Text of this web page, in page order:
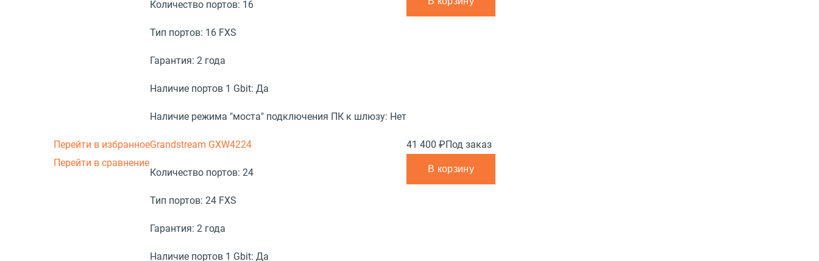
Количество портов: 16
Тип портов: 16 FXS
Гарантия: 2 года
Наличие портов 1 Gbit: Да
Наличие режима "моста" подключения ПК к шлюзу: Нет
Перейти в избранное
Перейти в сравнение
Grandstream GXW4224
Количество портов: 24
Тип портов: 24 FXS
Гарантия: 2 года
Наличие портов 1 Gbit: Да
41 400 ₽Под заказ
В корзину